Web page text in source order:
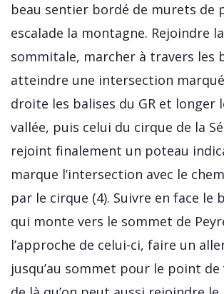
beau sentier bordé de murets de
escalade la montagne. Rejoindre
sommitale, marcher à travers les
atteindre une intersection
droite les balises du GR et longer
vallée, puis celui du cirque de la
rejoint finalement un poteau
marque l’intersection avec le
par le cirque (4). Suivre en face le
qui monte vers le sommet de
l’approche de celui-ci, faire un
jusqu’au sommet pour le point de